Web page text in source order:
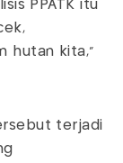
PPATK itu
hutan kita,"
terjadi